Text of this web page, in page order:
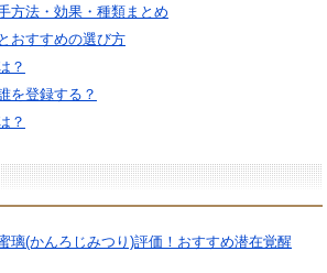
方法・効果・種類まとめ
おすすめの選び方
？
を登録する？
？
璃(かんろじみつり)評価！おすすめ潜在覚醒